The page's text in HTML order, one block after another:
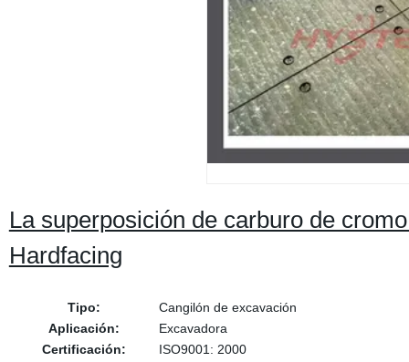
La superposición de carburo de
Hardfacing
Tipo:
Cangilón de excavación
Aplicación:
Excavadora
Certificación:
ISO9001: 2000